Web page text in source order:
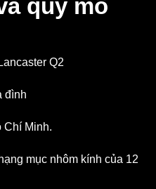
quy mô
Q2
đình
Chí Minh.
mục nhôm kính của 12